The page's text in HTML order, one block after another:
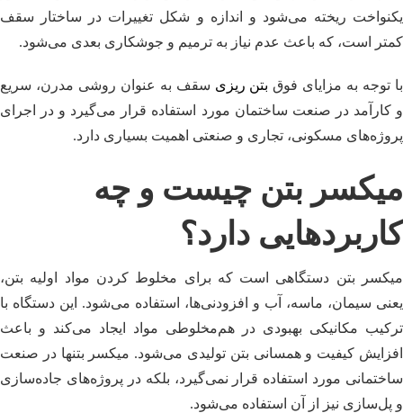
یکنواخت ریخته می‌شود و اندازه و شکل تغییرات در ساختار سقف
کمتر است، که باعث عدم نیاز به ترمیم و جوشکاری بعدی می‌شود.
با توجه به مزایای فوق بتن ریزی سقف به عنوان روشی مدرن، سریع
و کارآمد در صنعت ساختمان مورد استفاده قرار می‌گیرد و در اجرای
پروژه‌های مسکونی، تجاری و صنعتی اهمیت بسیاری دارد.
میکسر بتن چیست و چه
کاربردهایی دارد؟
میکسر بتن دستگاهی است که برای مخلوط کردن مواد اولیه بتن،
یعنی سیمان، ماسه، آب و افزودنی‌ها، استفاده می‌شود. این دستگاه با
ترکیب مکانیکی بهبودی در هم‌مخلوطی مواد ایجاد می‌کند و باعث
افزایش کیفیت و همسانی بتن تولیدی می‌شود. میکسر بتنها در صنعت
ساختمانی مورد استفاده قرار نمی‌گیرد، بلکه در پروژه‌های جاده‌سازی
و پل‌سازی نیز از آن استفاده می‌شود.